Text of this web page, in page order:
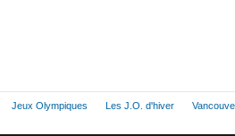
Jeux Olympiques Les J.O. d'hiver